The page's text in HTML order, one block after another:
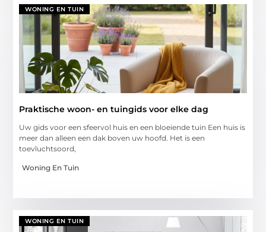
WONING EN TUIN
Praktische woon- en tuingids voor elke dag
Uw gids voor een sfeervol huis en een bloeiende tuin Een huis is
meer dan alleen een dak boven uw hoofd. Het is een
toevluchtsoord,
Woning En Tuin
WONING EN TUIN